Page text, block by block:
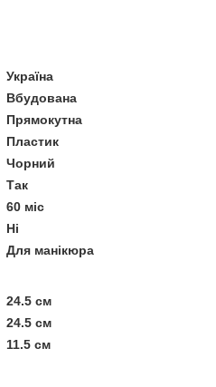
Україна
Вбудована
Прямокутна
Пластик
Чорний
Так
60 міс
Ні
Для манікюра
24.5 см
24.5 см
11.5 см